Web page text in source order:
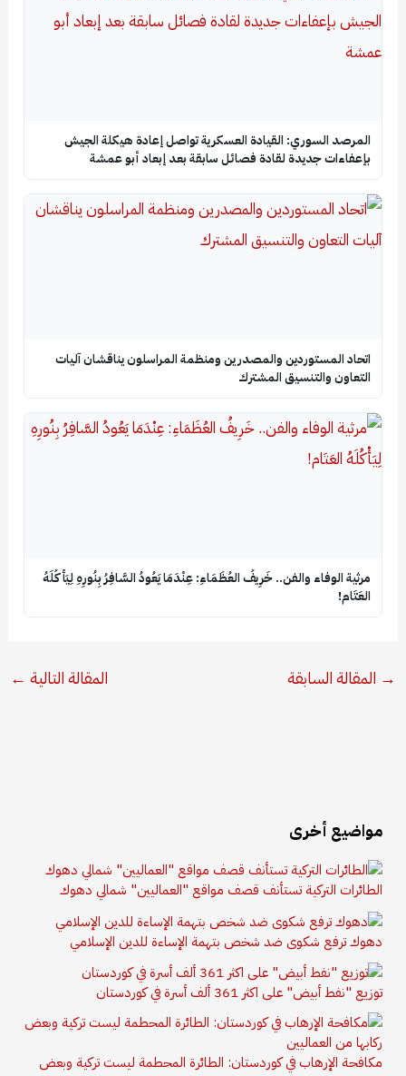
المرصد السوري: القيادة العسكرية تواصل إعادة هيكلة الجيش
بإعفاءات جديدة لقادة فصائل سابقة بعد إبعاد أبو عمشة
اتحاد المستوردين والمصدرين ومنظمة المراسلون يناقشان آليات
التعاون والتنسيق المشترك
​مرثية الوفاء والفن.. خَرِيفُ العُظَمَاءِ: عِنْدَمَا يَعُودُ السَّافِرُ بِنُورِهِ لِيَأْكُلَهُ
العَتَام!
→ المقالة السابقة المقالة التالية ←
مواضيع أخرى
الطائرات التركية تستأنف قصف مواقع "العماليين" شمالي دهوك
دهوك ترفع شكوى ضد شخص بتهمة الإساءة للدين الإسلامي
توزيع "نفط أبيض" على اكثر 361 ألف أسرة في كوردستان
مكافحة الإرهاب في كوردستان: الطائرة المحطمة ليست تركية وبعض